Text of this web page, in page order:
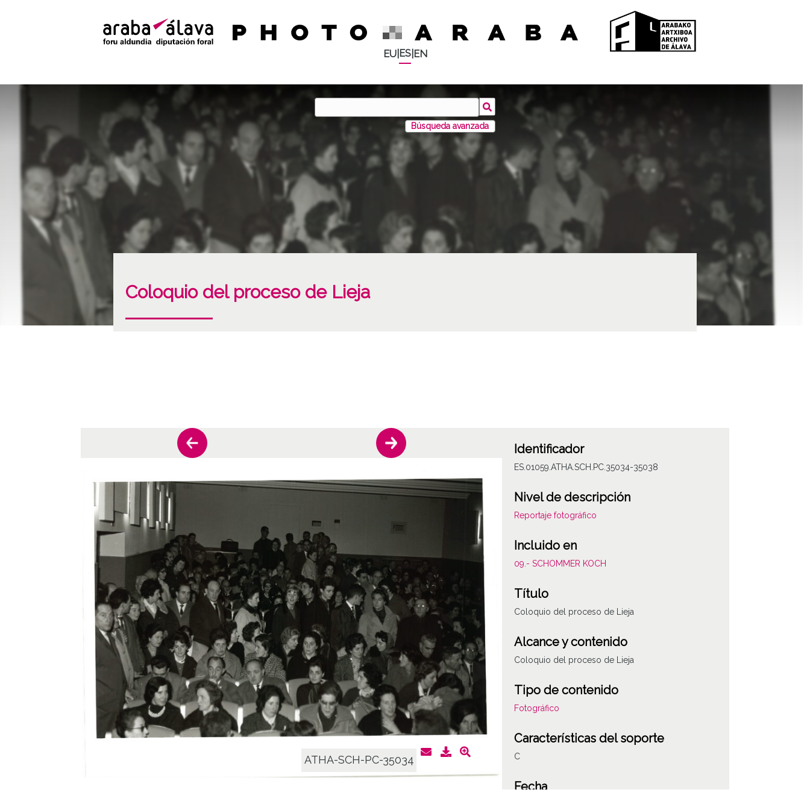
EU| ES| EN
Búsqueda avanzada
Coloquio del proceso de Lieja
ATHA-SCH-PC-35034
Identificador
ES.01059.ATHA.SCH.PC.35034-35038
Nivel de descripción
Reportaje fotográfico
Incluido en
09.- SCHOMMER KOCH
Título
Coloquio del proceso de Lieja
Alcance y contenido
Coloquio del proceso de Lieja
Tipo de contenido
Fotográfico
Características del soporte
C
Fecha